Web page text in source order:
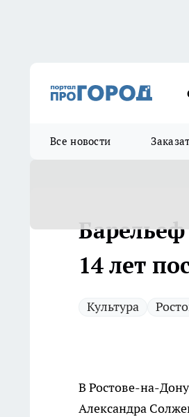
Все новости
14 лет
Культура
В Ростове-на-
Александра